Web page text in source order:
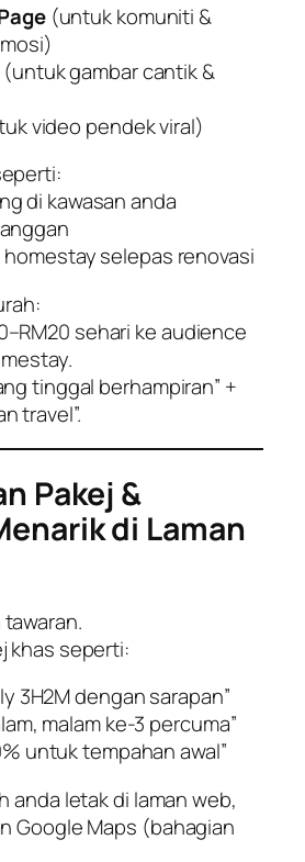
(untuk komuniti &
(untuk gambar cantik &
video pendek viral)
di kawasan anda
homestay selepas renovasi
sehari ke audience
tinggal berhampiran” +
travel”.
Pakej &
di Laman
khas seperti:
3H2M dengan sarapan”
malam ke-3 percuma”
untuk tempahan awal”
anda letak di laman web,
Google Maps (bahagian